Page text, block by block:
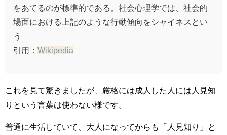
をあてるのが標準的である。社会心理学では、社会的
場面における上記のような行動傾向をシャイネスとい
う
引用： Wikipedia
これを見て驚きましたが、厳格には成人した人には人見知
りという言葉は使わない様です。
普通に生活していて、大人になってからも「人見知り」と